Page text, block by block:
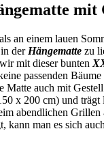
mit
an einem lauen
der Hängematte zu
mit dieser bunten
passenden
Matte auch mit
x 200 cm) und trägt
abendlichen Grillen
kann man es sich